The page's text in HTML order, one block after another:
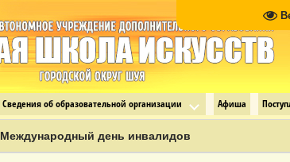
Сведения об образовательной организации Афиша
Международный день инвалидов